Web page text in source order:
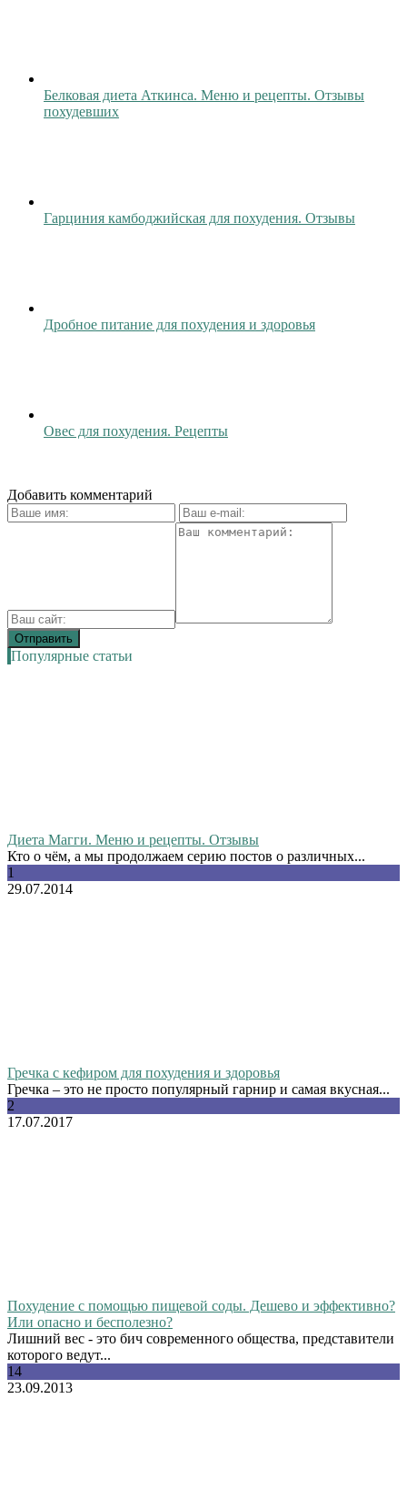
Белковая диета Аткинса. Меню и рецепты. Отзывы
похудевших
Гарциния камбоджийская для похудения. Отзывы
Дробное питание для похудения и здоровья
Овес для похудения. Рецепты
Добавить комментарий
Популярные статьи
Диета Магги. Меню и рецепты. Отзывы
Кто о чём, а мы продолжаем серию постов о различных...
1
29.07.2014
Гречка с кефиром для похудения и здоровья
Гречка – это не просто популярный гарнир и самая вкусная...
2
17.07.2017
Похудение с помощью пищевой соды. Дешево и эффективно?
Или опасно и бесполезно?
Лишний вес - это бич современного общества, представители
которого ведут...
14
23.09.2013